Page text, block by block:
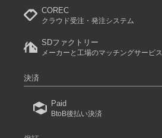
COREC
クラウド受注・発注システム
SDファクトリー
メーカーと工場のマッチングサービス
決済
Paid
BtoB後払い決済